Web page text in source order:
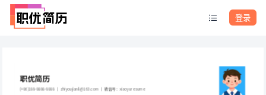
登录
职优简历
(+86)188-8888-8888 ｜ zhiyoujianli@163.com ｜ 微信号：xiaoyuresume